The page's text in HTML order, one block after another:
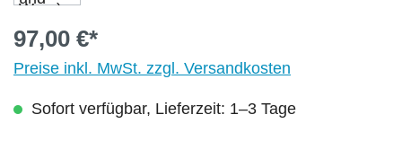
97,00 €*
Preise inkl. MwSt. zzgl. Versandkosten
Sofort verfügbar, Lieferzeit: 1–3 Tage